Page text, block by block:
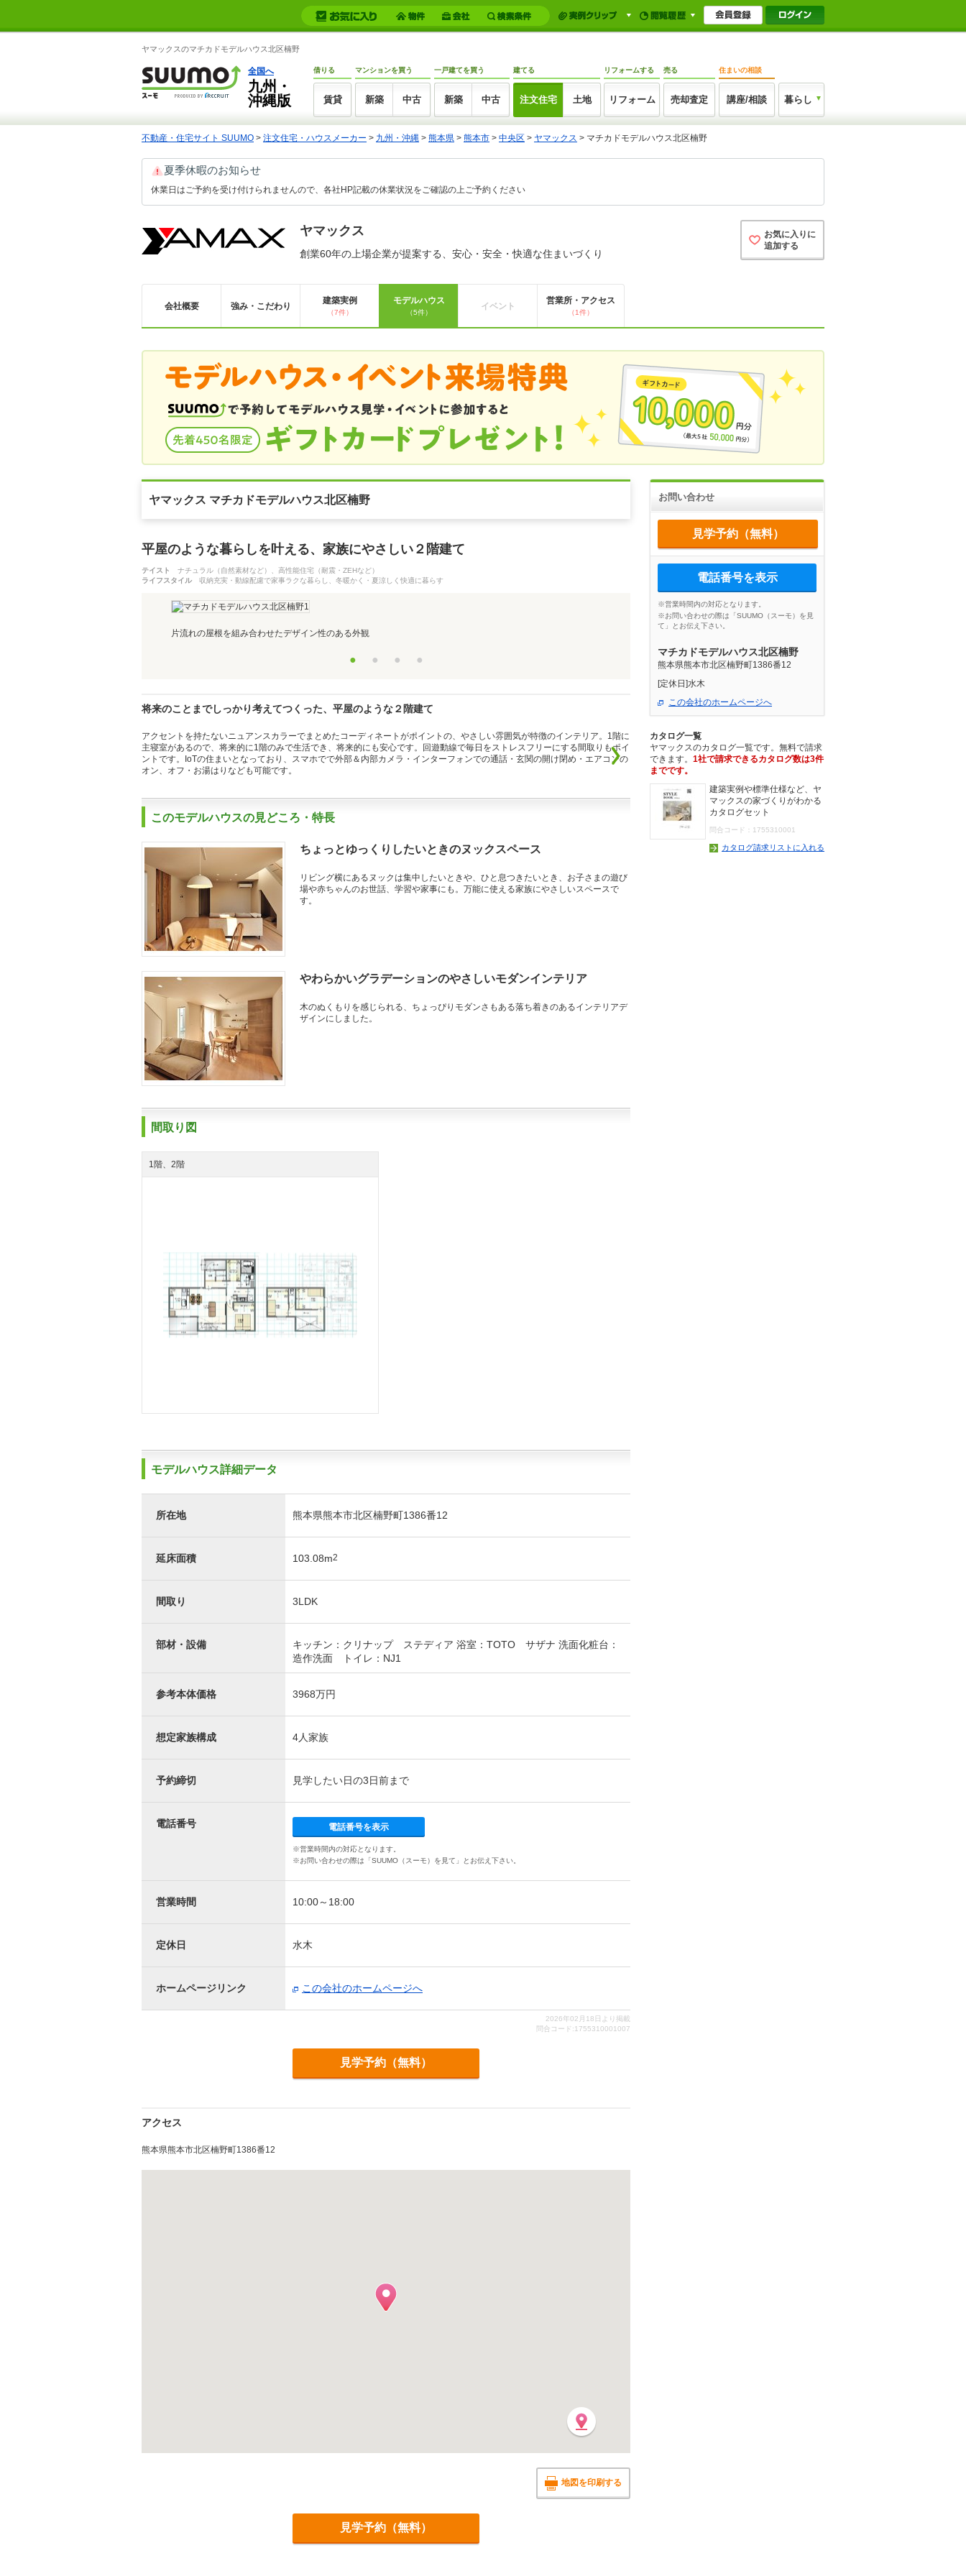
ヤマックスのマチカドモデルハウス北区楠野
全国へ
九州・
沖縄版
借りる
賃貸
マンションを買う
新築 中古
一戸建てを買う
新築 中古
建てる
注文住宅 土地
リフォームする
リフォーム
売る
売却査定
住まいの相談
講座/相談 暮らし
不動産・住宅サイト SUUMO > 注文住宅・ハウスメーカー > 九州・沖縄 > 熊本県 > 熊本市 > 中央区 > ヤマックス > マチカドモデルハウス北区楠野
夏季休暇のお知らせ
休業日はご予約を受け付けられませんので、各社HP記載の休業状況をご確認の上ご予約ください
ヤマックス
創業60年の上場企業が提案する、安心・安全・快適な住まいづくり
お気に入りに
追加する
会社概要 強み・こだわり
建築実例
（7件）
モデルハウス
（5件）
イベント
営業所・アクセス
（1件）
ヤマックス マチカドモデルハウス北区楠野
平屋のような暮らしを叶える、家族にやさしい２階建て
テイスト
ナチュラル（自然素材など）、高性能住宅（耐震・ZEHなど）
ライフスタイル
収納充実・動線配慮で家事ラクな暮らし、冬暖かく・夏涼しく快適に暮らす
片流れの屋根を組み合わせたデザイン性のある外観
● ● ● ●
将来のことまでしっかり考えてつくった、平屋のような２階建て
アクセントを持たないニュアンスカラーでまとめたコーディネートがポイントの、やさしい雰囲気が特徴のインテリア。1階に
主寝室があるので、将来的に1階のみで生活でき、将来的にも安心です。回遊動線で毎日をストレスフリーにする間取りもポイ
ントです。IoTの住まいとなっており、スマホでで外部＆内部カメラ・インターフォンでの通話・玄関の開け閉め・エアコンの
オン、オフ・お湯はりなども可能です。
このモデルハウスの見どころ・特長
ちょっとゆっくりしたいときのヌックスペース
リビング横にあるヌックは集中したいときや、ひと息つきたいとき、お子さまの遊び
場や赤ちゃんのお世話、学習や家事にも。万能に使える家族にやさしいスペースで
す。
やわらかいグラデーションのやさしいモダンインテリア
木のぬくもりを感じられる、ちょっぴりモダンさもある落ち着きのあるインテリアデ
ザインにしました。
間取り図
1階、2階
モデルハウス詳細データ
所在地 熊本県熊本市北区楠野町1386番12
延床面積 103.08m2
間取り 3LDK
部材・設備
キッチン：クリナップ ステディア 浴室：TOTO サザナ 洗面化粧台：
造作洗面 トイレ：NJ1
参考本体価格 3968万円
想定家族構成 4人家族
予約締切 見学したい日の3日前まで
電話番号 電話番号を表示
※営業時間内の対応となります。
※お問い合わせの際は「SUUMO（スーモ）を見て」とお伝え下さい。
営業時間 10:00～18:00
定休日 水木
ホームページリンク この会社のホームページへ
2026年02月18日より掲載
問合コード:1755310001007
見学予約（無料）
アクセス
熊本県熊本市北区楠野町1386番12
地図を印刷する
見学予約（無料）
お問い合わせ
見学予約（無料）
電話番号を表示
※営業時間内の対応となります。
※お問い合わせの際は「SUUMO（スーモ）を見
て」とお伝え下さい。
マチカドモデルハウス北区楠野
熊本県熊本市北区楠野町1386番12
[定休日]水木
この会社のホームページへ
カタログ一覧
ヤマックスのカタログ一覧です。無料で請求
できます。 1社で請求できるカタログ数は3件
までです。
建築実例や標準仕様など、ヤ
マックスの家づくりがわかる
カタログセット
問合コード：1755310001
カタログ請求リストに入れる